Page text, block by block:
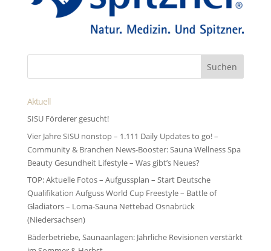
Aktuell
SISU Förderer gesucht!
Vier Jahre SISU nonstop – 1.111 Daily Updates to go! –
Community & Branchen News-Booster: Sauna Wellness Spa
Beauty Gesundheit Lifestyle – Was gibt’s Neues?
TOP: Aktuelle Fotos – Aufgussplan – Start Deutsche
Qualifikation Aufguss World Cup Freestyle – Battle of
Gladiators – Loma-Sauna Nettebad Osnabrück
(Niedersachsen)
Bäderbetriebe, Saunaanlagen: Jährliche Revisionen verstärkt